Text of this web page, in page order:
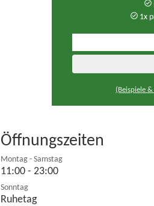
1x
(Beispiele
Öffnungszeiten
Montag - Samstag
11:00 - 23:00
Sonntag
Ruhetag